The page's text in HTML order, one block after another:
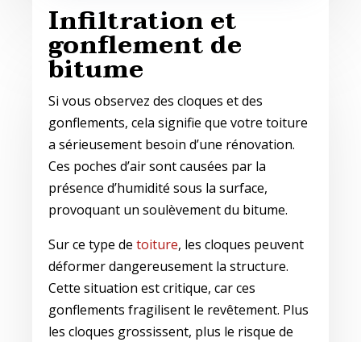
Infiltration et
gonflement de
bitume
Si vous observez des cloques et des
gonflements, cela signifie que votre toiture
a sérieusement besoin d’une rénovation.
Ces poches d’air sont causées par la
présence d’humidité sous la surface,
provoquant un soulèvement du bitume.
Sur ce type detoiture, les cloques peuvent
déformer dangereusement la structure.
Cette situation est critique, car ces
gonflements fragilisent le revêtement. Plus
les cloques grossissent, plus le risque de